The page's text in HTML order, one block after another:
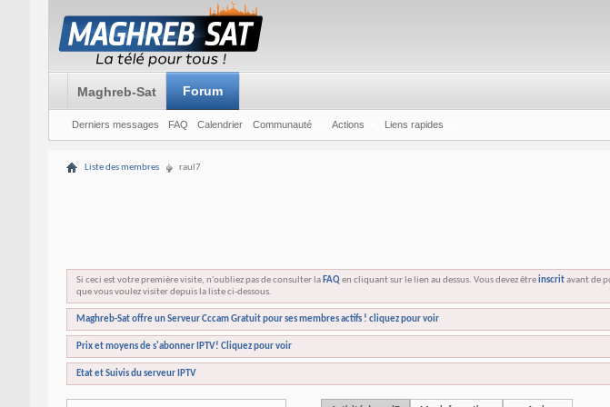
Maghreb-Sat Forum
Derniers messages FAQ Calendrier Communauté Actions Liens rapides
Liste des membres raul7
Si ceci est votre première visite, n'oubliez pas de consulter la FAQen cliquant sur le lien au dessus. Vous devez êtreinscritavant de
que vous voulez visiter depuis la liste ci-dessous.
Maghreb-Sat offre un Serveur Cccam Gratuit pour ses membres actifs ! cliquez pour voir
Prix et moyens de s'abonner IPTV! Cliquez pour voir
Etat et Suivis du serveur IPTV